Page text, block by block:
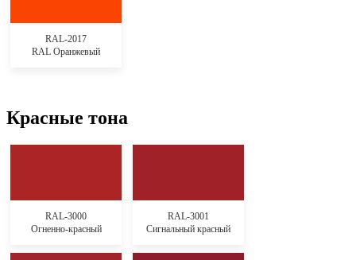
RAL-2017
RAL Оранжевый
Красные тона
RAL-3000
Огненно-красный
RAL-3001
Сигнальный красный